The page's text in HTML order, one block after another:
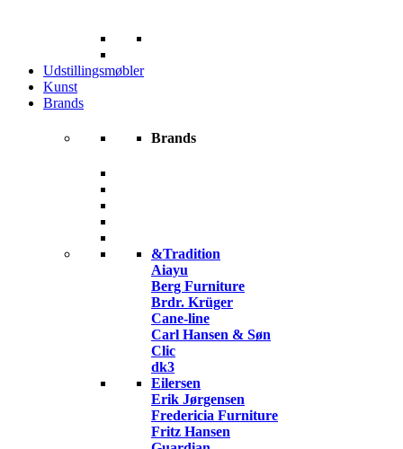
Udstillingsmøbler
Kunst
Brands
Brands
&Tradition
Aiayu
Berg Furniture
Brdr. Krüger
Cane-line
Carl Hansen & Søn
Clic
dk3
Eilersen
Erik Jørgensen
Fredericia Furniture
Fritz Hansen